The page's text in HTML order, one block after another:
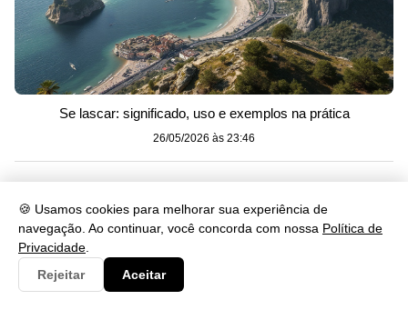
🍪 Usamos cookies para melhorar sua experiência de
navegação. Ao continuar, você concorda com nossa Política de
Privacidade
Rejeitar
Aceitar
Se lascar: significado, uso e exemplos na prática
26/05/2026 às 23:46
Artes
Biologia